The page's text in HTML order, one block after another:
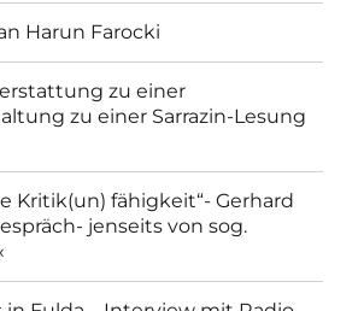
Harun Farocki
zu einer
zu einer Sarrazin-Lesung
Kritik(un) fähigkeit“- Gerhard
jenseits von sog.